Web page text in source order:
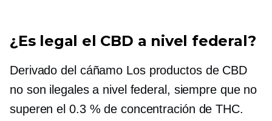
¿Es legal el CBD a nivel federal?
Derivado del cáñamo Los productos de CBD
no son ilegales a nivel federal, siempre que no
superen el 0.3 % de concentración de THC.